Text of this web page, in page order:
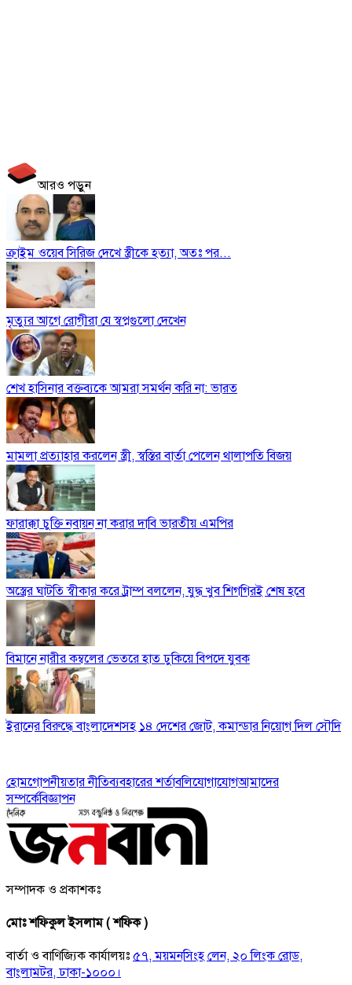
আরও পড়ুন
ক্রাইম ওয়েব সিরিজ দেখে স্ত্রীকে হত্যা, অতঃ পর...
মৃত্যুর আগে রোগীরা যে স্বপ্নগুলো দেখেন
শেখ হাসিনার বক্তব্যকে আমরা সমর্থন করি না: ভারত
মামলা প্রত্যাহার করলেন স্ত্রী, স্বস্তির বার্তা পেলেন থালাপতি বিজয়
ফারাক্কা চুক্তি নবায়ন না করার দাবি ভারতীয় এমপির
অস্ত্রের ঘাটতি স্বীকার করে ট্রাম্প বললেন, যুদ্ধ খুব শিগগিরই শেষ হবে
বিমানে নারীর কম্বলের ভেতরে হাত ঢুকিয়ে বিপদে যুবক
ইরানের বিরুদ্ধে বাংলাদেশসহ ১৪ দেশের জোট, কমান্ডার নিয়োগ দিল সৌদি
হোমগোপনীয়তার নীতিব্যবহারের শর্তাবলিযোগাযোগআমাদের
সম্পর্কেবিজ্ঞাপন
সম্পাদক ও প্রকাশকঃ
মোঃ শফিকুল ইসলাম ( শফিক )
বার্তা ও বাণিজ্যিক কার্যালয়ঃ ৫৭, ময়মনসিংহ লেন, ২০ লিংক রোড,
বাংলামটর, ঢাকা-১০০০।